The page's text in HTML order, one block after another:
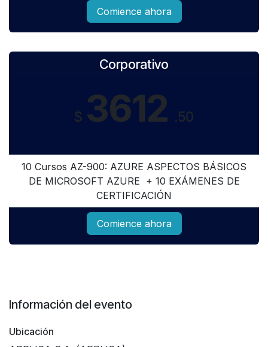
Comience ahora
Corporativo
$ 3612 .50
10 Cursos AZ-900: AZURE ASPECTOS BÁSICOS
DE MICROSOFT AZURE + 10 EXÁMENES DE
CERTIFICACIÓN
Comience ahora
Información del evento
Ubicación